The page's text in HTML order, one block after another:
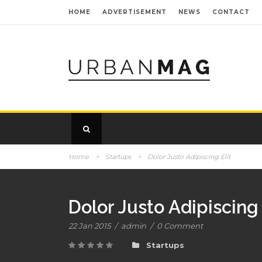
HOME ADVERTISEMENT NEWS CONTACT
Home > Startups > Dolor Justo Adipiscing Elit
Dolor Justo
22 Jan 2015 / admin / 0 Comment
Startups